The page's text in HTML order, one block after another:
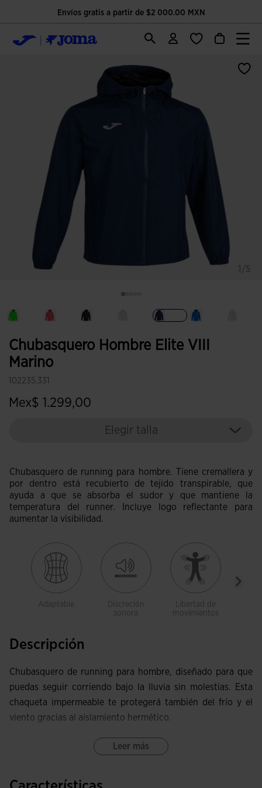
Envíos gratis a partir de $2 000.00 MXN
Chubasquero Hombre Elite VIII
Marino
102235.331
Mex$ 1.299,00
Elegir talla
Chubasquero de running para hombre. Tiene cremallera y
por dentro está recubierto de tejido transpirable, que
ayuda a que se absorba el sudor y que mantiene la
temperatura del runner. Incluye logo reflectante para
aumentar la visibilidad.
Adaptable
Discreción
sonora
Libertad de
movimientos
Descripción
Chubasquero de running para hombre, diseñado para que
puedas seguir corriendo bajo la lluvia sin molestias. Esta
chaqueta impermeable te protegerá también del frío y el
viento gracias al aislamiento hermético.
Esta chaqueta impermeable incluye cierre de cremallera
Leer más